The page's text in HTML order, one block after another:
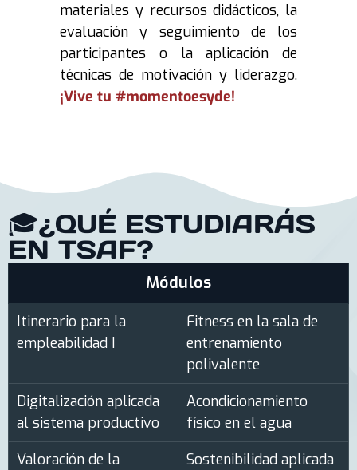
materiales y recursos didácticos, la
evaluación y seguimiento de los
participantes o la aplicación de
técnicas de motivación y liderazgo.
¡Vive tu #momentoesyde!
🎓¿QUÉ ESTUDIARÁS
EN TSAF?
Módulos
Itinerario para la
empleabilidad I
Fitness en la sala de
entrenamiento
polivalente
Digitalización aplicada
al sistema productivo
Acondicionamiento
físico en el agua
Valoración de la
Sostenibilidad aplicada